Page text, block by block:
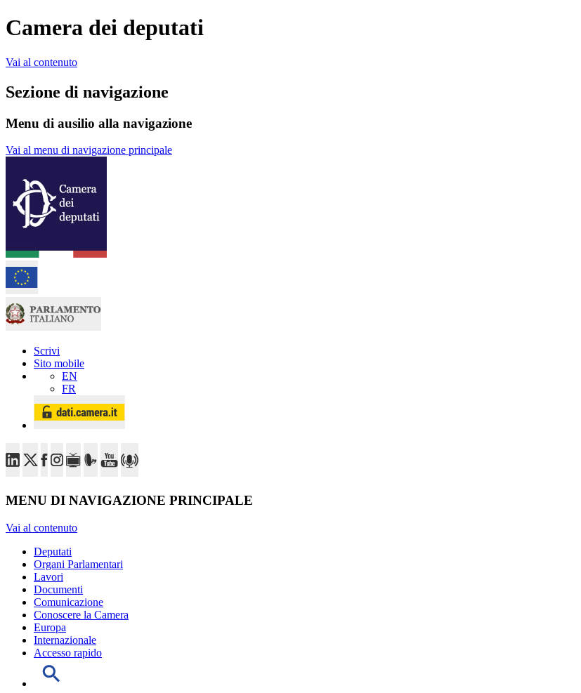
Camera dei deputati
Vai al contenuto
Sezione di navigazione
Menu di ausilio alla navigazione
Vai al menu di navigazione principale
Scrivi
Sito mobile
EN
FR
MENU DI NAVIGAZIONE PRINCIPALE
Vai al contenuto
Deputati
Organi Parlamentari
Lavori
Documenti
Comunicazione
Conoscere la Camera
Europa
Internazionale
Accesso rapido